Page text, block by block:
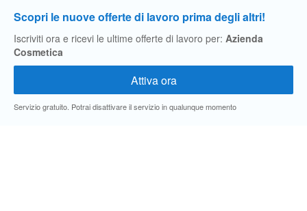
Scopri le nuove offerte di lavoro prima degli altri!
Iscriviti ora e ricevi le ultime offerte di lavoro per: Azienda
Cosmetica
Servizio gratuito. Potrai disattivare il servizio in qualunque momento